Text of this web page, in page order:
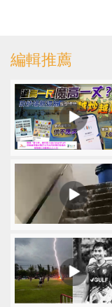
編輯推薦